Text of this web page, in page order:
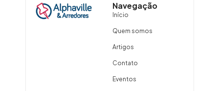
Navegação
Início
Quem somos
Artigos
Contato
Eventos